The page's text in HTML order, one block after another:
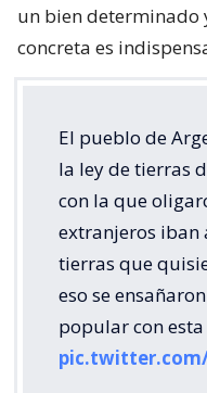
un bien determinado
concreta es
El pueblo de
la ley de tierras
con la que
extranjeros iban
tierras que
eso se
popular con
pic.twitter.com/